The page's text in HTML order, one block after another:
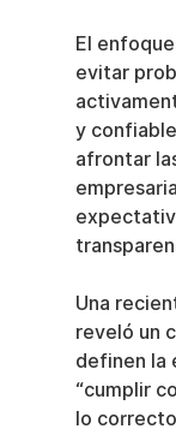
El
evitar
y
afrontar
Una
reveló un
definen la
“cumplir
lo